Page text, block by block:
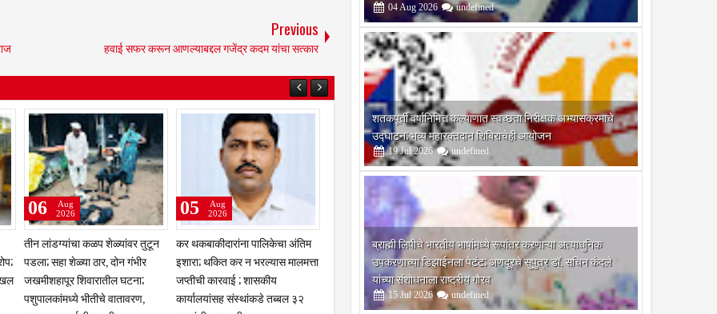
Previous
हवाई सफर करून आणल्याबद्दल गजेंद्र कदम यांचा सत्कार
एसआयआर मोहीम : नळदुर्ग शहरातील
३,९२४ मतदारांची नावे वगळलीमयत,
दुबार, स्थलांतरित व न सापडलेल्या
मतदारांची छाननी; दावे-हरकती दाखल
07
Aug
2026
खोट्या नोटरी कराराच्या आधारे
न्यायालयाची दिशाभूल केल्याचा आरोप;
पवनचक्की कंपनीविरोधात गुन्हा दाखल
करण्याची मागणी
07
Aug
2026
04 Aug 2026 undefined
शतकपूर्ती वर्षानिमित्त कल्याणात स्वच्छता निरीक्षक अभ्यासक्रमाचे
उद्घाटन; भव्य महारक्तदान शिबिराचेही आयोजन
19 Jul 2026 undefined
ब्राह्मी लिपीचे भारतीय भाषांमध्ये रूपांतर करणाऱ्या अत्याधुनिक
उपकरणाच्या डिझाईनला पेटंट; अणदूरचे सुपुत्र डॉ. सचिन कंदले
यांच्या संशोधनाला राष्ट्रीय गौरव
15 Jul 2026 undefined